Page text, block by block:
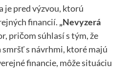
je pred výzvou, ktorú
financií. „Nevyzerá
pričom súhlasí s tým, že
s návrhmi, ktoré majú
financie, môže situáciu